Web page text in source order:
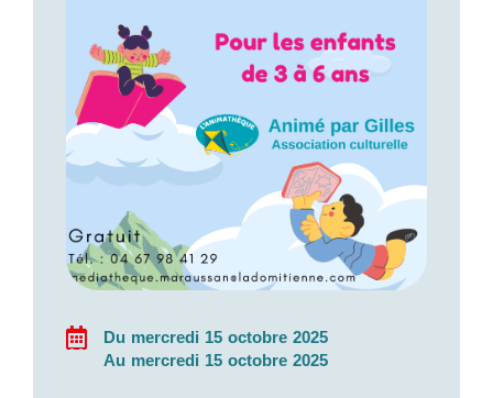
Du mercredi 15 octobre 2025
Au mercredi 15 octobre 2025